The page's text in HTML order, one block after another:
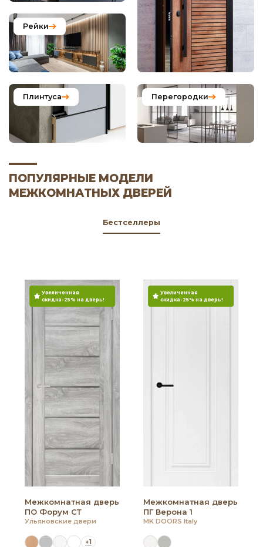
Рейки
Перегородки
Плинтуса
ПОПУЛЯРНЫЕ МОДЕЛИ
МЕЖКОМНАТНЫХ ДВЕРЕЙ
Бестселлеры
Увеличенная
скидка-25% на дверь!
Межкомнатная дверь
ПО Форум СТ
Ульяновские двери
+1
Увеличенная
скидка-25% на дверь!
Межкомнатная дверь
ПГ Верона 1
MK DOORS Italy